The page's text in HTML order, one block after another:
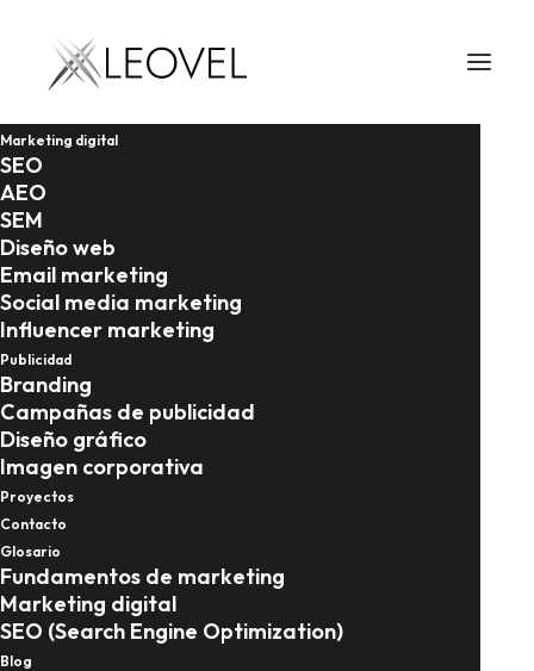
Marketing digital
SEO
AEO
SEM
Diseño web
Email marketing
Social media marketing
Influencer marketing
Publicidad
Branding
Campañas de publicidad
Diseño gráfico
Imagen corporativa
Proyectos
Contacto
Glosario
Fundamentos de marketing
Marketing digital
SEO (Search Engine Optimization)
Blog
Marketing digital
inmobiliario en Málaga
guía definitiva para
agencias y promotoras